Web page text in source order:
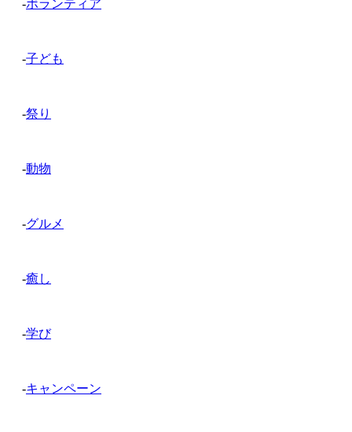
-ボランティア
-子ども
-祭り
-動物
-グルメ
-癒し
-学び
-キャンペーン